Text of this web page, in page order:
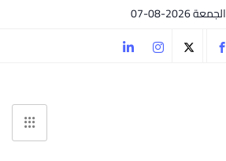
الجمعة 2026-08-07